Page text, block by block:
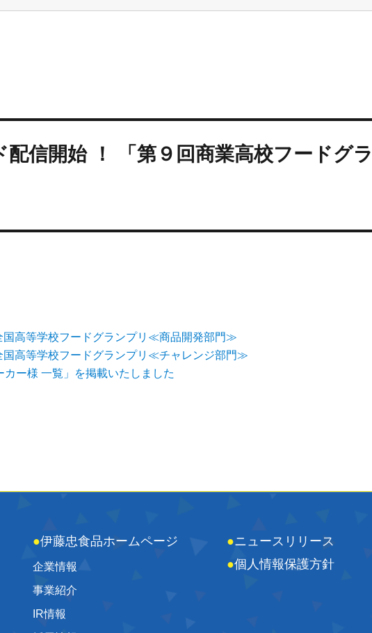
信開始 ！ 「第９回商業高校フードグ
国高等学校フードグランプリ≪商品開発部門≫
国高等学校フードグランプリ≪チャレンジ部門≫
カー様 一覧」を掲載いたしました
●伊藤忠食品ホームページ
企業情報
事業紹介
IR情報
●ニュースリリース
●個人情報保護方針